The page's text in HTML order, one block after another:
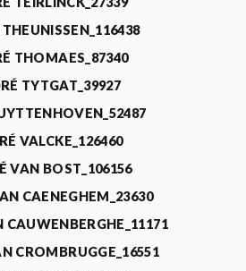
THOMAES_87340
TYTGAT_39927
VALCKE_126460
VAN BOST_106156
CAENEGHEM_23630
CAUWENBERGHE_11171
CROMBRUGGE_16551